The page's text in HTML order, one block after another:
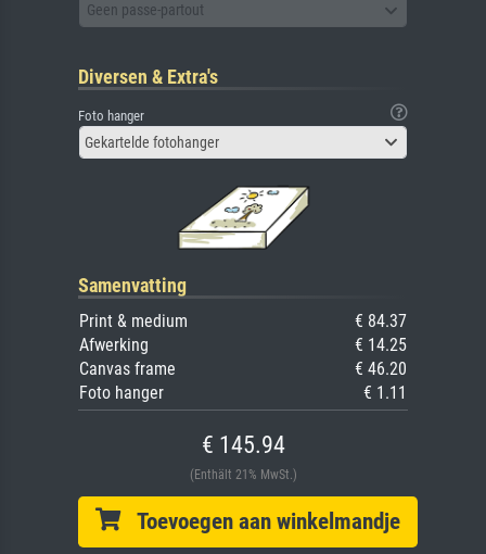
Geen passe-partout
Diversen & Extra's
Foto hanger
Gekartelde fotohanger
Samenvatting
Print & medium
€ 84.37
Afwerking
€ 14.25
Canvas frame
€ 46.20
Foto hanger
€ 1.11
€ 145.94
(Enthält 21% MwSt.)
Toevoegen aan winkelmandje